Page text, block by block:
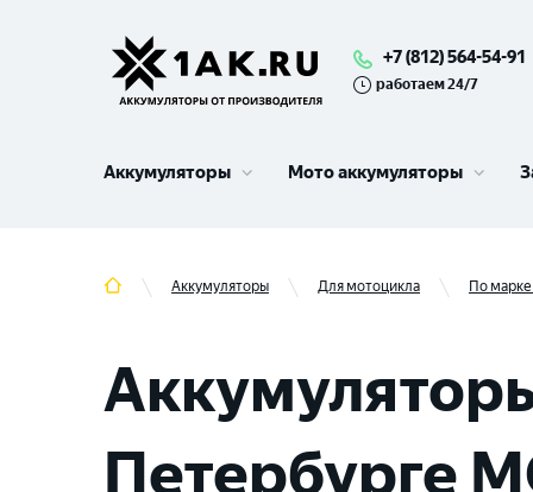
+7 (812) 564-54-91
работаем 24/7
Аккумуляторы Мото аккумуляторы
Аккумуляторы Для мотоцикла По
Петербурге